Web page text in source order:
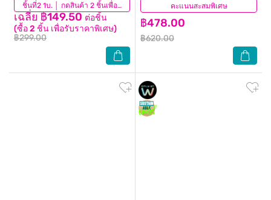
ชิ้นที่2 1บ. │ กดสินค้า 2 ชิ้นเพื่อรับโปรโมชันนี้
เฉลี่ย ฿149.50 ต่อชิ้น
(ซื้อ 2 ชิ้น เพื่อรับราคาพิเศษ)
฿299.00
(59) คะแนนสะสมพิเศษ
฿478.00
฿620.00
(205)